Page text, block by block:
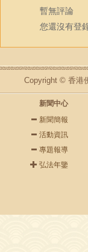
暫無評論
您還沒有登
Copyright © 香港
新聞中心
新聞簡報
活動資訊
專題報導
弘法年鑒